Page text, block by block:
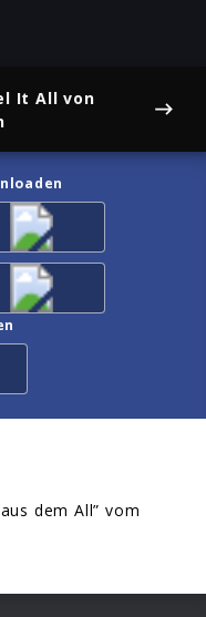
It All von
dem All” vom